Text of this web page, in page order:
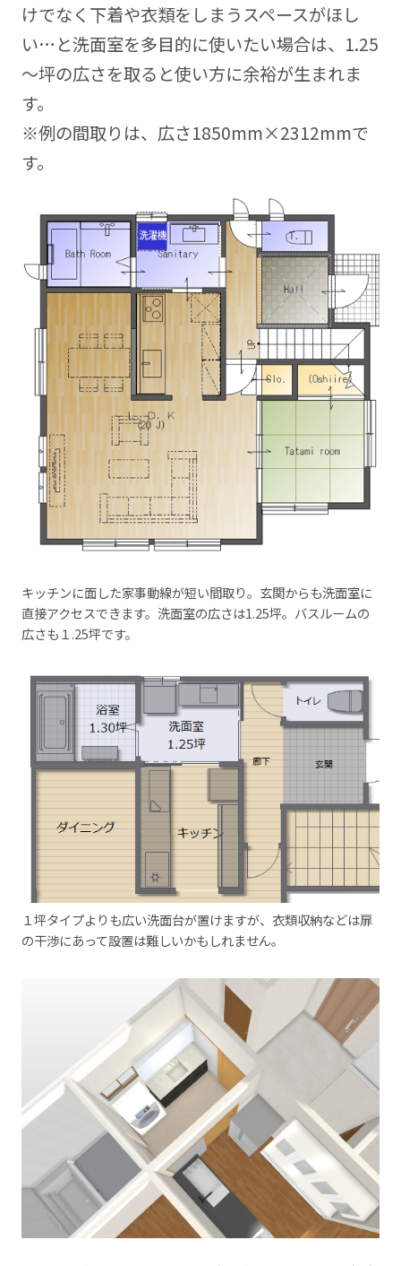
けでなく下着や衣類をしまうスペースがほし
い…と洗面室を多目的に使いたい場合は、1.25
～坪の広さを取ると使い方に余裕が生まれま
す。
※例の間取りは、広さ1850mm×2312mmで
す。
キッチンに面した家事動線が短い間取り。玄関からも洗面室に
直接アクセスできます。洗面室の広さは1.25坪。バスルームの
広さも１.25坪です。
１坪タイプよりも広い洗面台が置けますが、衣類収納などは扉
の干渉にあって設置は難しいかもしれません。